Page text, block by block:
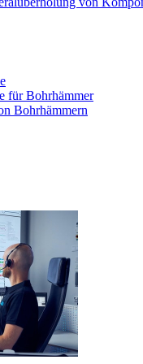
für Bohrhämmer
Bohrhämmern